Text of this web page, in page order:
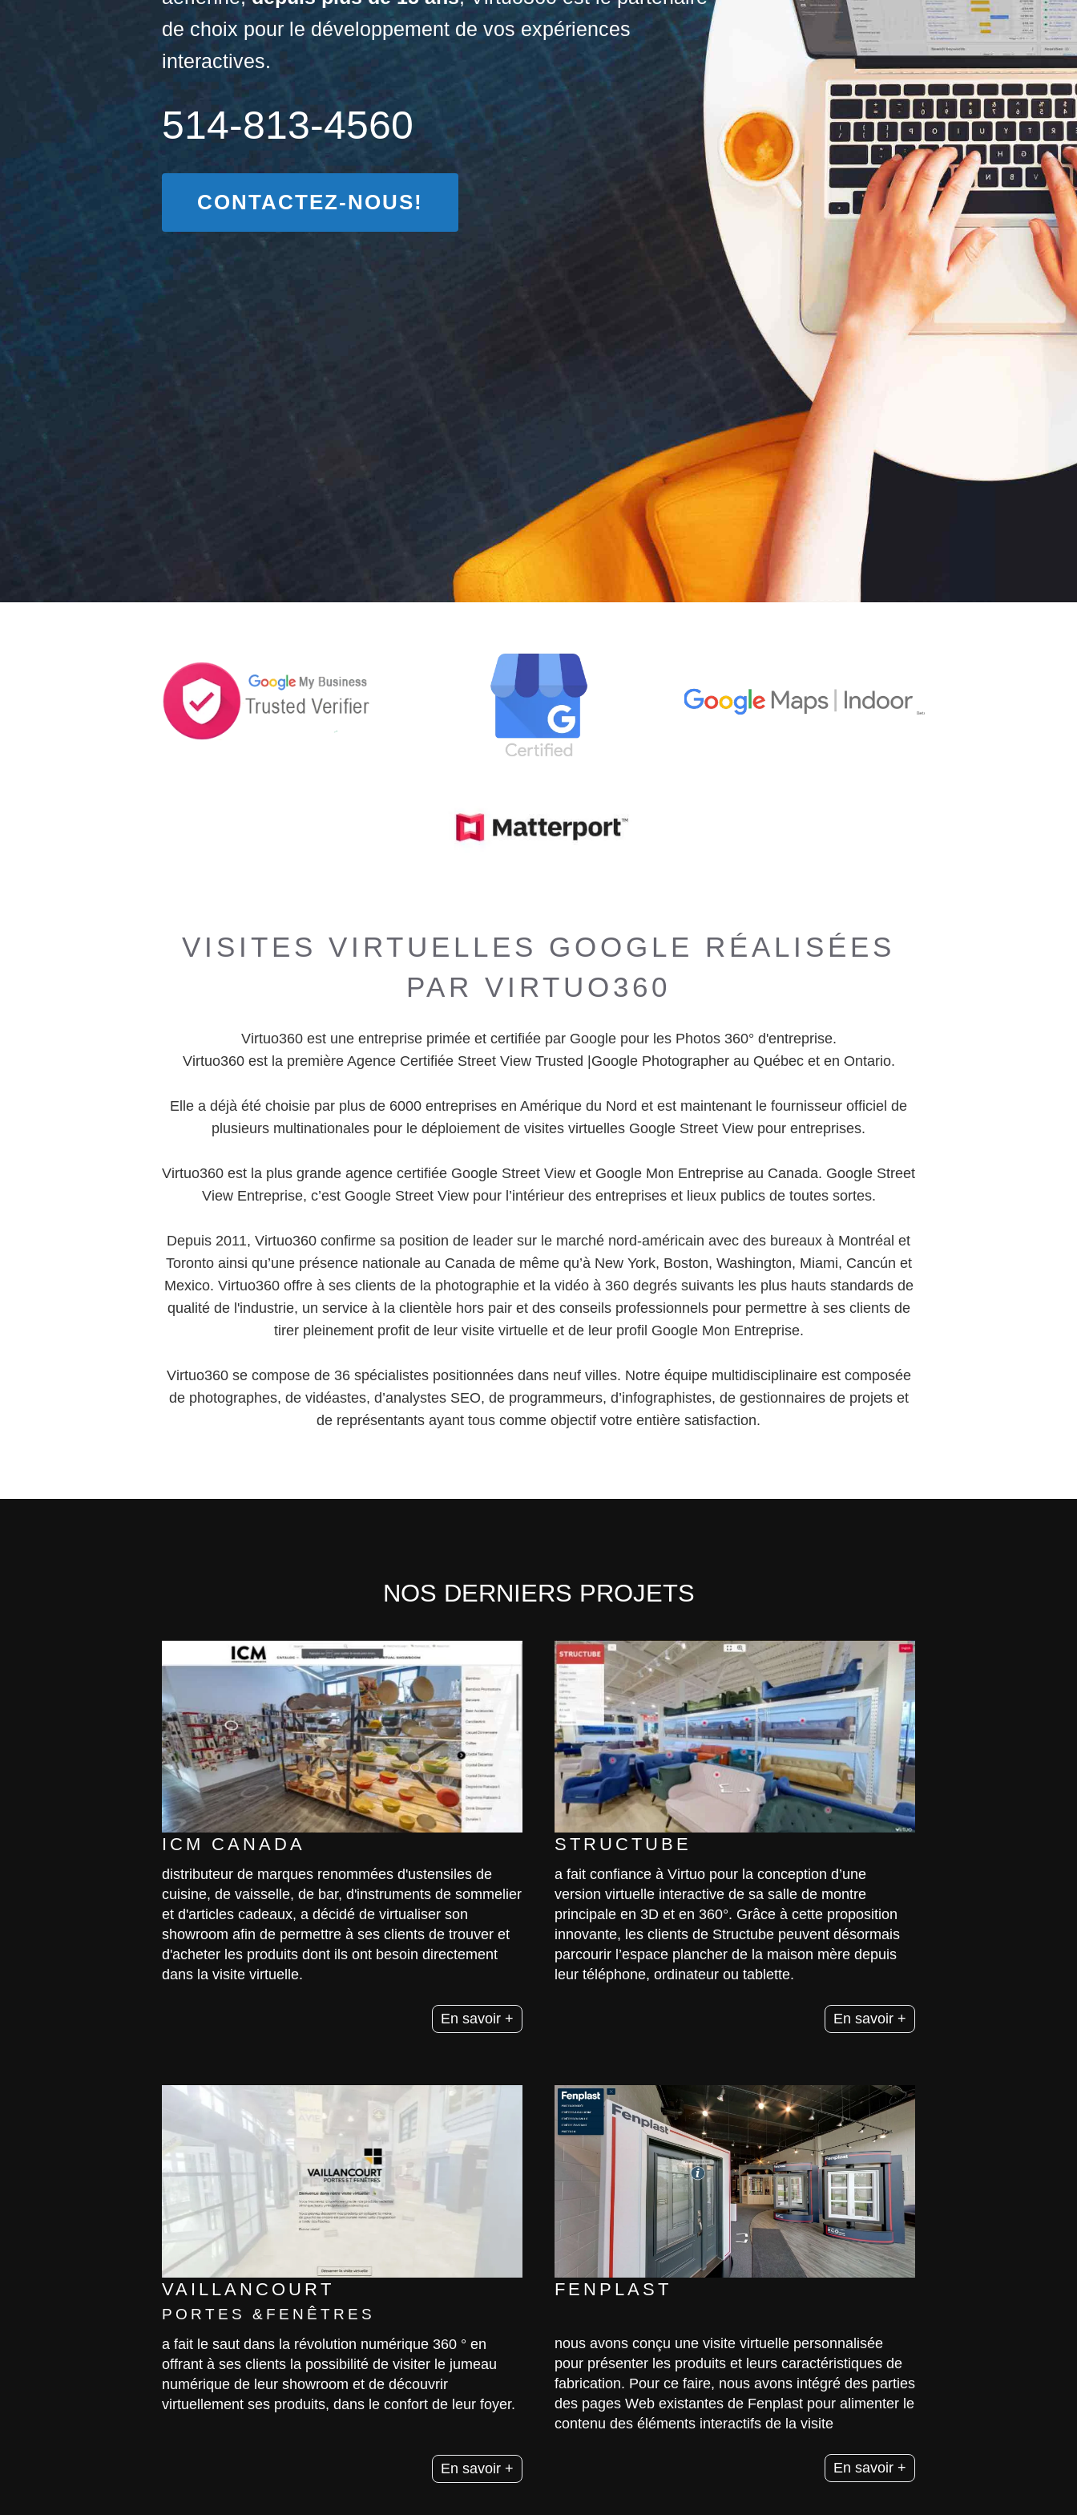
de choix pour le développement de vos expériences
interactives.
514-813-4560
CONTACTEZ-NOUS!
VISITES VIRTUELLES GOOGLE RÉALISÉES
PAR VIRTUO360
Virtuo360 est une entreprise primée et certifiée par Google pour les Photos 360° d'entreprise.
Virtuo360 est la première Agence Certifiée Street View Trusted |Google Photographer au Québec et en Ontario.
Elle a déjà été choisie par plus de 6000 entreprises en Amérique du Nord et est maintenant le fournisseur officiel de
plusieurs multinationales pour le déploiement de visites virtuelles Google Street View pour entreprises.
Virtuo360 est la plus grande agence certifiée Google Street View et Google Mon Entreprise au Canada. Google Street
View Entreprise, c’est Google Street View pour l’intérieur des entreprises et lieux publics de toutes sortes.
Depuis 2011, Virtuo360 confirme sa position de leader sur le marché nord-américain avec des bureaux à Montréal et
Toronto ainsi qu’une présence nationale au Canada de même qu’à New York, Boston, Washington, Miami, Cancún et
Mexico. Virtuo360 offre à ses clients de la photographie et la vidéo à 360 degrés suivants les plus hauts standards de
qualité de l'industrie, un service à la clientèle hors pair et des conseils professionnels pour permettre à ses clients de
tirer pleinement profit de leur visite virtuelle et de leur profil Google Mon Entreprise.
Virtuo360 se compose de 36 spécialistes positionnées dans neuf villes. Notre équipe multidisciplinaire est composée
de photographes, de vidéastes, d’analystes SEO, de programmeurs, d’infographistes, de gestionnaires de projets et
de représentants ayant tous comme objectif votre entière satisfaction.
NOS DERNIERS PROJETS
ICM CANADA
distributeur de marques renommées d'ustensiles de
cuisine, de vaisselle, de bar, d'instruments de sommelier
et d'articles cadeaux, a décidé de virtualiser son
showroom afin de permettre à ses clients de trouver et
d'acheter les produits dont ils ont besoin directement
dans la visite virtuelle.
En savoir +
STRUCTUBE
a fait confiance à Virtuo pour la conception d’une
version virtuelle interactive de sa salle de montre
principale en 3D et en 360°. Grâce à cette proposition
innovante, les clients de Structube peuvent désormais
parcourir l’espace plancher de la maison mère depuis
leur téléphone, ordinateur ou tablette.
En savoir +
VAILLANCOURT
PORTES &FENÊTRES
a fait le saut dans la révolution numérique 360 ​​° en
offrant à ses clients la possibilité de visiter le jumeau
numérique de leur showroom et de découvrir
virtuellement ses produits, dans le confort de leur foyer.
En savoir +
FENPLAST
nous avons conçu une visite virtuelle personnalisée
pour présenter les produits et leurs caractéristiques de
fabrication. Pour ce faire, nous avons intégré des parties
des pages Web existantes de Fenplast pour alimenter le
contenu des éléments interactifs de la visite
En savoir +